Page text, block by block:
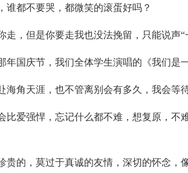
谁都不要哭，都微笑的滚蛋好吗？
走，但是你要走我也没法挽留，只能说声“
年国庆节，我们全体学生演唱的《我们是一
海角天涯，也不管离别会有多久，我会等待
比爱强悍，忘记什么都不难，想复原，不
贵的，莫过于真诚的友情，深切的怀念，